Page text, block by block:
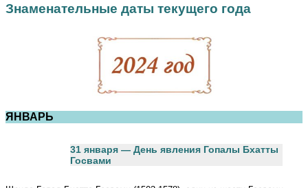
Знаменательные даты текущего года
ЯНВАРЬ
31 января — День явления Гопалы Бхатты
Госвами